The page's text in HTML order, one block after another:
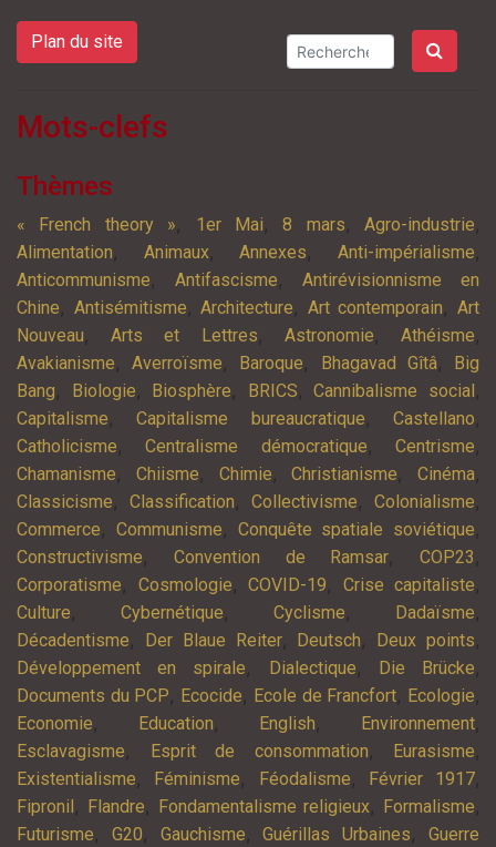
Plan du site
Mots-clefs
Thèmes
« French theory », 1er Mai,8 mars, Agro-industrie,
Alimentation, Animaux,Annexes,Anti-impérialisme,
Anticommunisme, Antifascisme, Antirévisionnisme en
Chine, Antisémitisme,Architecture, Art contemporain,Art
Nouveau,Arts et Lettres, Astronomie,Athéisme,
Avakianisme,Averroïsme, Baroque, Bhagavad Gîtâ,
Big
Bang, Biologie, Biosphère, BRICS,Cannibalisme social ,
Capitalisme,Capitalisme bureaucratique,Castellano,
Catholicisme,Centralisme démocratique,Centrisme,
Chamanisme, Chiisme, Chimie,Christianisme, Cinéma,
Classicisme, Classification, Collectivisme, Colonialisme,
Commerce, Communisme, Conquête spatiale soviétique,
Constructivisme, Convention de Ramsar, COP23 ,
Corporatisme, Cosmologie, COVID-19, Crise capitaliste,
Culture, Cybernétique, Cyclisme, Dadaïsme,
Décadentisme, Der Blaue Reiter, Deutsch, Deux points,
Développement en spirale, Dialectique, Die Brücke,
Documents du PCP, Ecocide, Ecole de Francfort, Ecologie,
Economie, Education, English, Environnement,
Esclavagisme, Esprit de consommation, Eurasisme,
Existentialisme, Féminisme, Féodalisme, Février 1917,
Fipronil , Flandre, Fondamentalisme religieux, Formalisme,
Futurisme, G20, Gauchisme,Guérillas Urbaines,Guerre